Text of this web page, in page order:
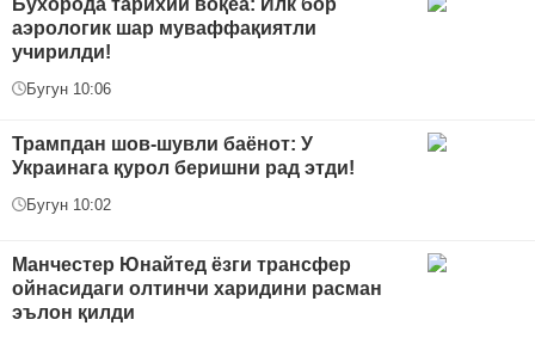
аэрологик шар муваффақиятли
учирилди!
Бугун 10:06
Трампдан шов-шувли баёнот: У
Украинага қурол беришни рад этди!
Бугун 10:02
Манчестер Юнайтед ёзги трансфер
ойнасидаги олтинчи харидини расман
эълон қилди